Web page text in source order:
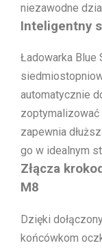
niezawodne
Inteligentny
Ładowarka Blue
automatycznie
zoptymalizować
zapewnia
go w idealnym
Złącza
M8
Dzięki
końcówkom